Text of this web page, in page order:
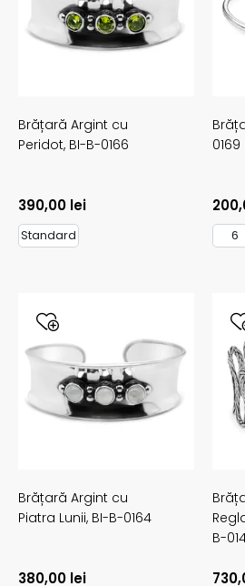
Brățară Argint cu
Peridot, BI-B-0166
390,00 lei
Standard
0169
6
Brățară Argint cu
Piatra Lunii, BI-B-0164
380,00 lei
B-